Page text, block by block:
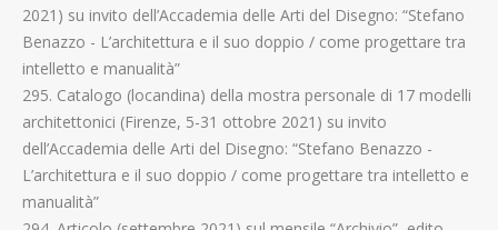
2021) su invito dell’Accademia delle Arti del Disegno: “Stefano
Benazzo - L’architettura e il suo doppio / come progettare tra
intelletto e manualità”
295. Catalogo (locandina) della mostra personale di 17 modelli
architettonici (Firenze, 5-31 ottobre 2021) su invito
dell’Accademia delle Arti del Disegno: “Stefano Benazzo -
L’architettura e il suo doppio / come progettare tra intelletto e
manualità”